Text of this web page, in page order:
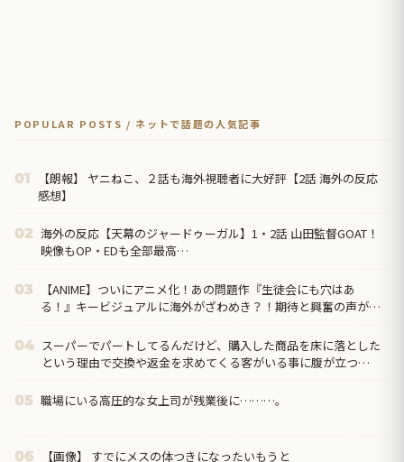
POPULAR POSTS / ネットで話題の人気記事
01
【朗報】 ヤニねこ、２話も海外視聴者に大好評【2話 海外の反応
感想】
02 海外の反応【天幕のジャードゥーガル】1・2話 山田監督GOAT！
映像もOP・EDも全部最高…
03
【ANIME】ついにアニメ化！あの問題作『生徒会にも穴はあ
る！』キービジュアルに海外がざわめき？！期待と興奮の声が
04 スーパーでパートしてるんだけど、購入した商品を床に落とした
という理由で交換や返金を求めてくる客がいる事に腹が立つ…
05 職場にいる高圧的な女上司が残業後に………。
06 【画像】 すでにメスの体つきになったいもうと